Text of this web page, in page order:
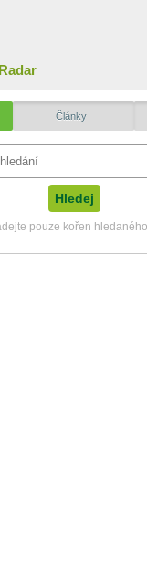
Radar
Články
pouze kořen hledaného